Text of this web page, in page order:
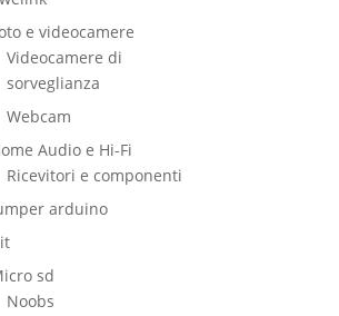
e videocamere
Videocamere di
sorveglianza
Webcam
Audio e Hi-Fi
Ricevitori e componenti
arduino
sd
Noobs